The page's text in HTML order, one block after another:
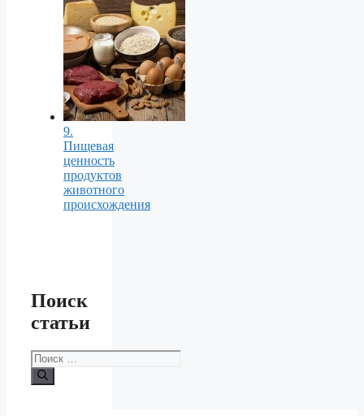
9.
Пищевая
ценность
продуктов
животного
происхождения
Поиск
статьи
Поиск: